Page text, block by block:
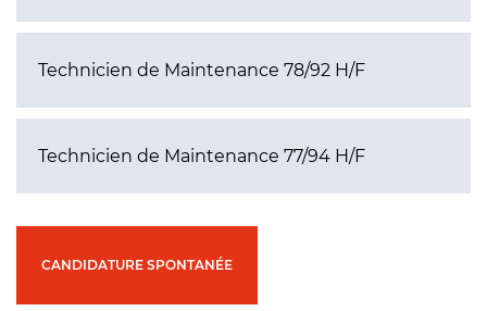
Technicien de Maintenance 78/92 H/F
Technicien de Maintenance 77/94 H/F
CANDIDATURE SPONTANÉE